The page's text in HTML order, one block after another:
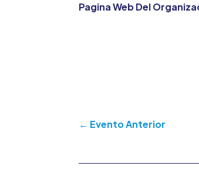
Pagina Web Del
← Evento Anterior